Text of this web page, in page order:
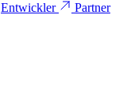
Entwickler
Partner